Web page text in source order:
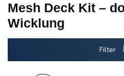
Mesh Deck Kit –
Wicklung
Filter